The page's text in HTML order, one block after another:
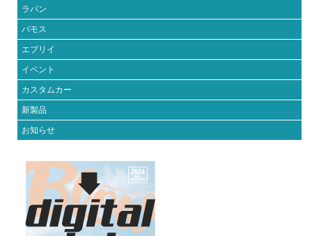
ラパン
バモス
エブリイ
イベント
カスタムカー
新製品
お知らせ